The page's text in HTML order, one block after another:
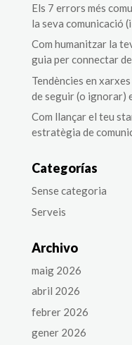
Els 7 errors més
la seva comunicació
Com humanitzar la
guia per connectar
Tendències en
de seguir (o ignorar)
Com llançar el teu
estratègia de
Categorías
Sense categoria
Serveis
Archivo
maig 2026
abril 2026
febrer 2026
gener 2026